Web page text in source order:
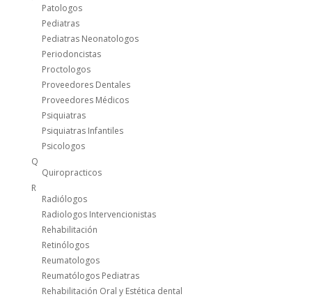
Patologos
Pediatras
Pediatras Neonatologos
Periodoncistas
Proctologos
Proveedores Dentales
Proveedores Médicos
Psiquiatras
Psiquiatras Infantiles
Psicologos
Q
Quiropracticos
R
Radiólogos
Radiologos Intervencionistas
Rehabilitación
Retinólogos
Reumatologos
Reumatólogos Pediatras
Rehabilitación Oral y Estética dental